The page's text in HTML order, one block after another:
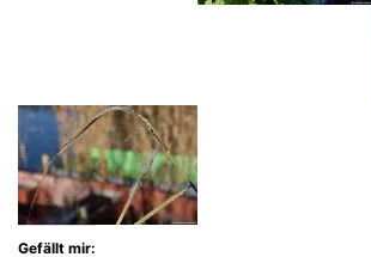
überzeugt
Gefällt mir: